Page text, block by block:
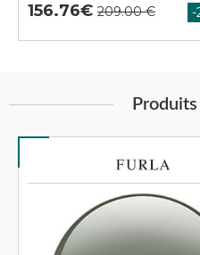
156.76